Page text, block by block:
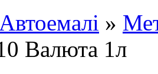
Автоемалі »
Валюта 1л